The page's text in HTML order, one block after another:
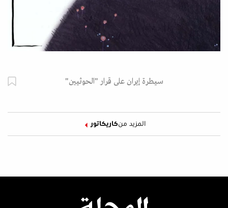
سيطرة إيران على قرار "الحوثيين"
المزيد منكاريكاتور